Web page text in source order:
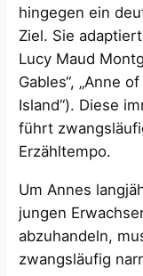
hingegen ein
Ziel. Sie
Lucy Maud
Gables“, „Anne
Island“). Diese
führt
Erzähltempo.
Um Annes
jungen
abzuhandeln,
zwangsläufig